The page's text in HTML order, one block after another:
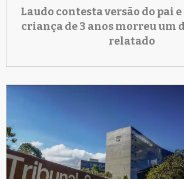
Laudo contesta versão do pai
criança de 3 anos morreu um
relatado